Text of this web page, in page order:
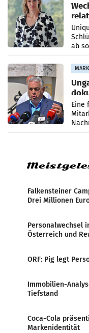
ab
PR-
Eine
Falkensteiner
Drei Millionen
Personalwechsel
Österreich und
ORF: Pig legt
Immobilien-
Tiefstand
Coca-Cola
Markenidentität